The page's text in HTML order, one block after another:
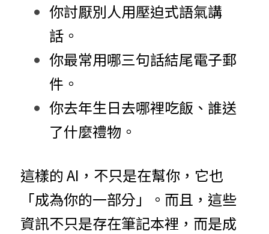
你討厭別人用壓迫式語氣講
話。
你最常用哪三句話結尾電子郵
件。
你去年生日去哪裡吃飯、誰送
了什麼禮物。
這樣的 AI，不只是在幫你，它也
「成為你的一部分」。而且，這些
資訊不只是存在筆記本裡，而是成